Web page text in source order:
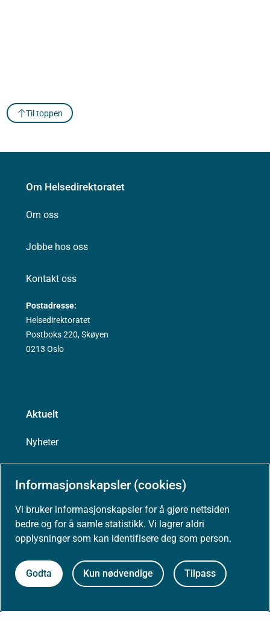
Informasjonskapsler (cookies)
Vi bruker informasjonskapsler for å gjøre nettsiden
bedre og for å samle statistikk. Vi lagrer aldri
opplysninger som kan identifisere deg som person.
Godta Kun nødvendige Tilpass
Til toppen
Om Helsedirektoratet
Om oss
Jobbe hos oss
Kontakt oss
Postadresse:
Helsedirektoratet
Postboks 220, Skøyen
0213 Oslo
Aktuelt
Nyheter
Høringer
Presse